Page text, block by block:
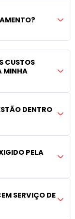
CUSTOS
MINHA
DENTRO
PELA
SERVIÇO DE